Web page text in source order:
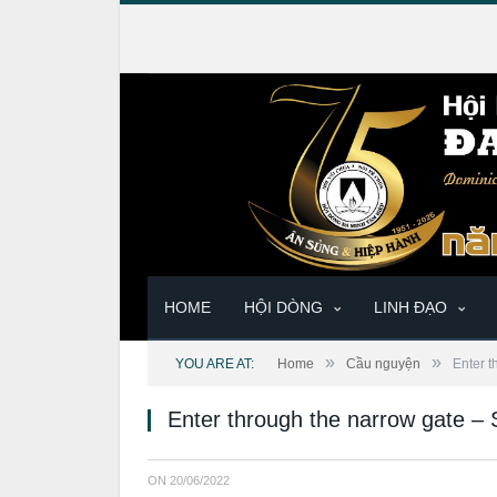
HOME HỘI DÒNG LINH ĐẠO
YOU ARE AT: Home » Cầu nguyện » Enter
Enter through the narrow gate –
ON 20/06/2022